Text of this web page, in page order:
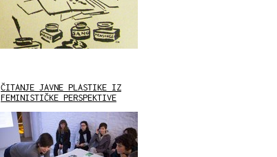
ČITANJE JAVNE PLASTIKE IZ
FEMINISTIČKE PERSPEKTIVE